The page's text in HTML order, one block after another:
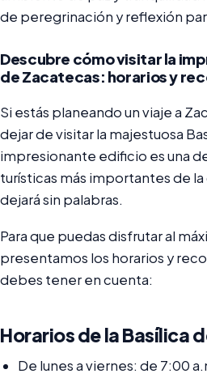
de peregrinación y reflexión
Descubre cómo visitar la
de Zacatecas: horarios y
Si estás planeando un viaje a
dejar de visitar la majestuosa
impresionante edificio es una
turísticas más importantes de la
dejará sin palabras.
Para que puedas disfrutar al
presentamos los horarios y
debes tener en cuenta:
Horarios de la Basílica
De lunes a viernes: de 7:00